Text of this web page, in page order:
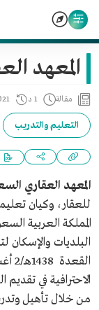
المعهد
مقالة 1 د
التعليم والتدريب
المعهد العقاري
للعقار، وكيان
المملكة العربية
الاحترافية في
من خلال تأهيل